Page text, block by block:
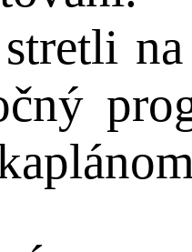
stretli